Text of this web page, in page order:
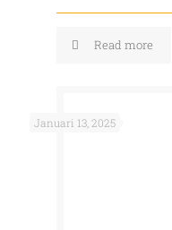
Read more
Januari 13, 2025